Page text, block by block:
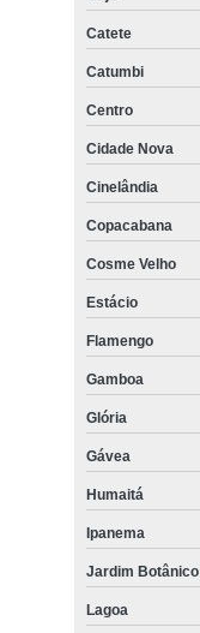
Catete
Catumbi
Centro
Cidade Nova
Cinelândia
Copacabana
Cosme Velho
Estácio
Flamengo
Gamboa
Glória
Gávea
Humaitá
Ipanema
Jardim Botânico
Lagoa